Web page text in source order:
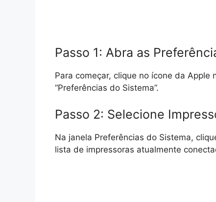
Passo 1: Abra as
Para começar, clique no ícone da
“Preferências do Sistema”.
Passo 2: Selecione
Na janela Preferências do Sistema,
lista de impressoras atualmente